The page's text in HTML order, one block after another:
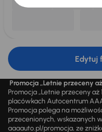
Edytuj
Promocja „Letnie przeceny
Promocja „Letnie przeceny
placówkach Autocentrum
Promocja polega na
przecenionych, wskazanych
aaaauto.pl/promocja, ze